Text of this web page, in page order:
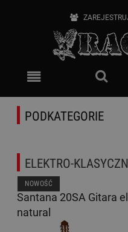
PODKATEGORIE
ELEKTRO-
Santana 20SA Gitara
natural
NOWOŚĆ